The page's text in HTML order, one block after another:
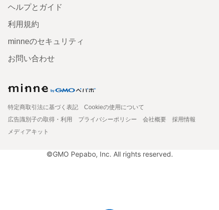
ヘルプとガイド
利用規約
minneのセキュリティ
お問い合わせ
特定商取引法に基づく表記
Cookieの使用について
広告識別子の取得・利用
プライバシーポリシー 会社概要
採用情報
メディアキット
©GMO Pepabo, Inc. All rights reserved.